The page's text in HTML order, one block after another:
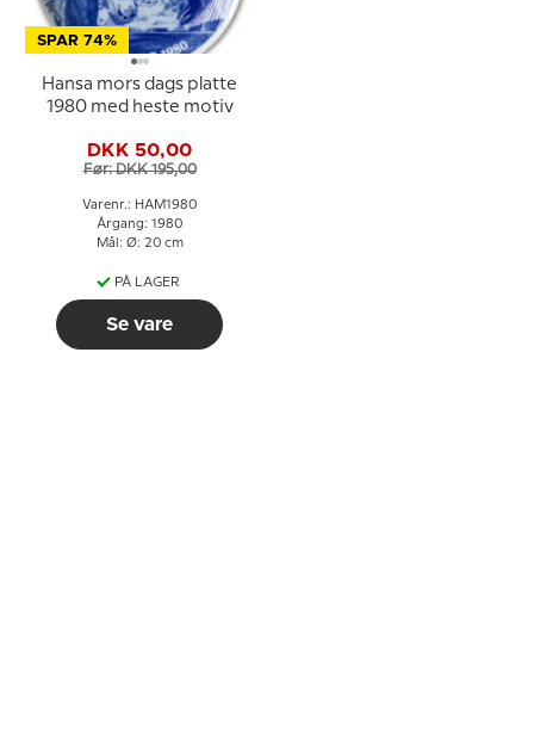
SPAR 74%
Hansa mors dags platte
1980 med heste motiv
DKK 50,00
Før: DKK 195,00
Varenr.: HAM1980
Årgang: 1980
Mål: Ø: 20 cm
PÅ LAGER
Se vare